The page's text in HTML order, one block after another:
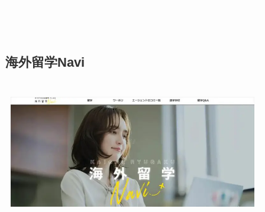
海外留学Navi